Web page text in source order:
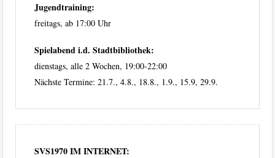
Jugendtraining:
freitags, ab 17:00 Uhr
Spielabend i.d. Stadtbibliothek:
dienstags, alle 2 Wochen, 19:00-22:00
Nächste Termine: 21.7., 4.8., 18.8., 1.9., 15.9, 29.9.
SVS1970 IM INTERNET: